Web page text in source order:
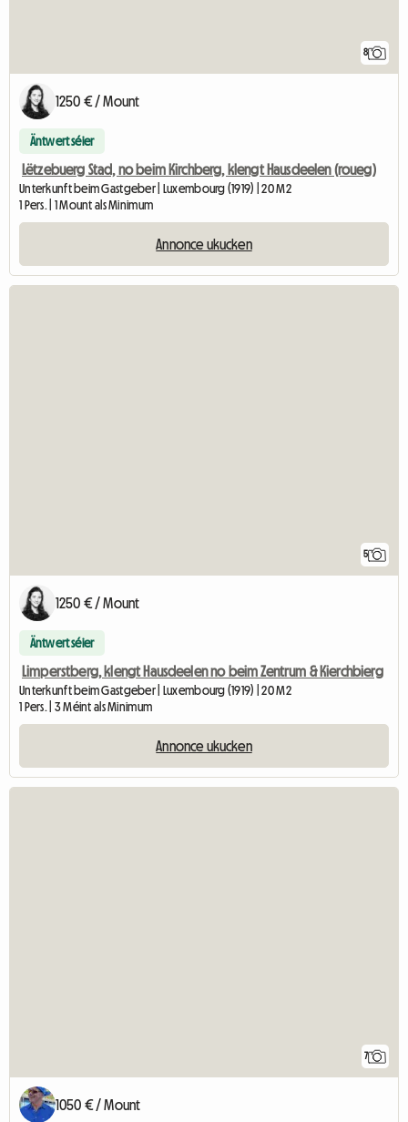
8
1250 € / Mount
Äntwert séier
Lëtzebuerg Stad, no beim Kirchberg, klengt Hausdeelen (roueg)
Unterkunft beim Gastgeber | Luxembourg (1919) | 20 M2
1 Pers. | 1 Mount als Minimum
Annonce ukucken
5
1250 € / Mount
Äntwert séier
Limperstberg, klengt Hausdeelen no beim Zentrum & Kierchbierg
Unterkunft beim Gastgeber | Luxembourg (1919) | 20 M2
1 Pers. | 3 Méint als Minimum
Annonce ukucken
7
1050 € / Mount